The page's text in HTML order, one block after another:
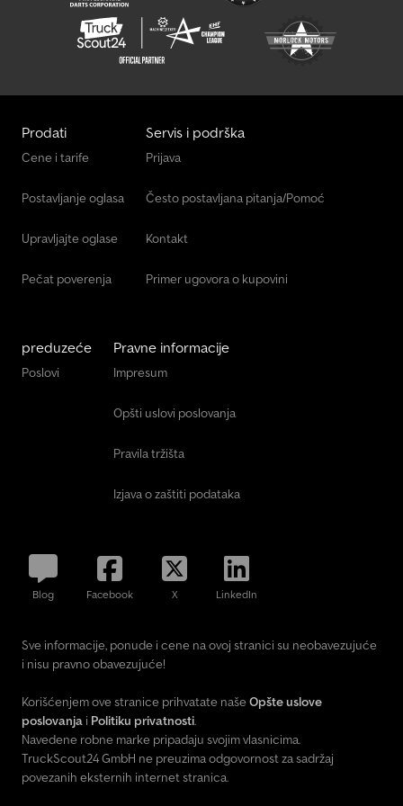
Prodati
Cene i tarife
Postavljanje oglasa
Upravljajte oglase
Pečat poverenja
Servis i podrška
Prijava
Često postavljana pitanja/Pomoć
Kontakt
Primer ugovora o kupovini
preduzeće
Poslovi
Pravne informacije
Impresum
Opšti uslovi poslovanja
Pravila tržišta
Izjava o zaštiti podataka
Blog Facebook X LinkedIn
Sve informacije, ponude i cene na ovoj stranici su neobavezujuće
i nisu pravno obavezujuće!
Korišćenjem ove stranice prihvatate naše Opšte uslove
poslovanja i Politiku privatnosti.
Navedene robne marke pripadaju svojim vlasnicima.
TruckScout24 GmbH ne preuzima odgovornost za sadržaj
povezanih eksternih internet stranica.